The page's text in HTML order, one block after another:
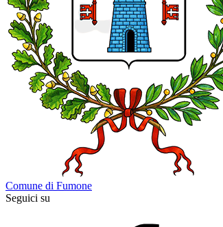
Comune di Fumone
Seguici su